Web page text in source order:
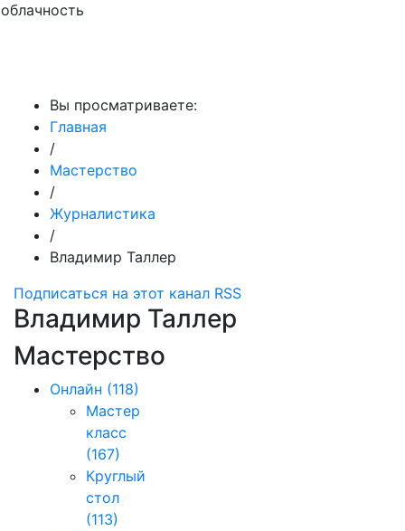
облачность
Вы просматриваете:
Главная
/
Мастерство
/
Журналистика
/
Владимир Таллер
Подписаться на этот канал RSS
Владимир Таллер
Мастерство
Онлайн (118)
Мастер
класс
(167)
Круглый
стол
(113)